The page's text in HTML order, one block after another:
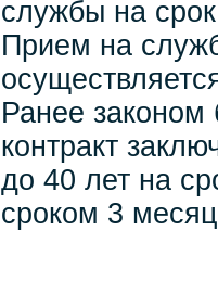
службы на
Прием на
Ранее
контракт
до 40 лет на
сроком 3